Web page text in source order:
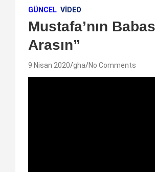
GÜNCEL VIDEO
Mustafa’nın
Arasın”
9 Nisan 2020 gha No Comments